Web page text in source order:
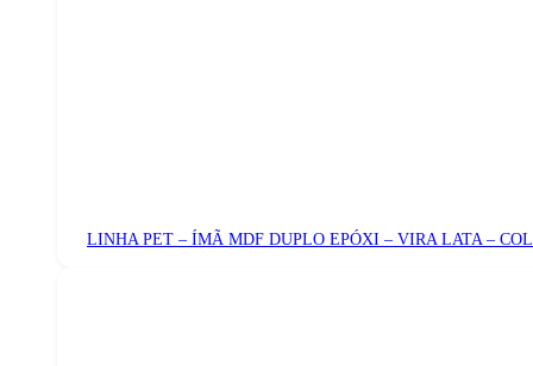
LINHA PET – ÍMÃ MDF DUPLO EPÓXI – VIRA LATA –